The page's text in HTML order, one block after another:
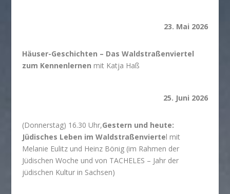
23. Mai 2026
Häuser-Geschichten – Das Waldstraßenviertel
zum Kennenlernen mit Katja Haß
25. Juni 2026
(Donnerstag) 16.30 Uhr,Gestern und heute:
Jüdisches Leben im Waldstraßenviertel mit
Melanie Eulitz und Heinz Bönig (im Rahmen der
Jüdischen Woche und von TACHELES – Jahr der
jüdischen Kultur in Sachsen)